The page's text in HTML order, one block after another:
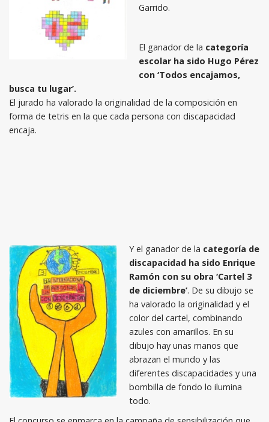
Garrido.
El ganador de la categoría
escolar ha sido Hugo Pérez
con ‘Todos encajamos,
busca tu lugar’.
El jurado ha valorado la originalidad de la composición en
forma de tetris en la que cada persona con discapacidad
encaja.
Y el ganador de la categoría de
discapacidad ha sido Enrique
Ramón con su obra ‘Cartel 3
de diciembre’. De su dibujo se
ha valorado la originalidad y el
color del cartel, combinando
azules con amarillos. En su
dibujo hay unas manos que
abrazan el mundo y las
diferentes discapacidades y una
bombilla de fondo lo ilumina
todo.